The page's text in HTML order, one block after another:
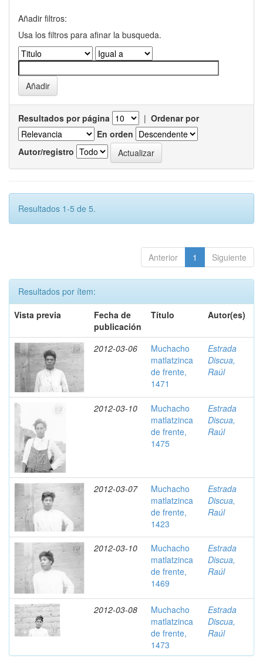
Añadir filtros:
Usa los filtros para afinar la busqueda.
Resultados por página | Ordenar por
En orden
Autor/registro
Resultados 1-5 de 5.
Anterior 1 Siguiente
Resultados por ítem:
Vista previa
Fecha de
publicación
Título Autor(es)
2012-03-06
Muchacho
matlatzinca
de frente,
1471
Estrada
Discua,
Raúl
2012-03-10
Muchacho
matlatzinca
de frente,
1475
Estrada
Discua,
Raúl
2012-03-07
Muchacho
matlatzinca
de frente,
1423
Estrada
Discua,
Raúl
2012-03-10
Muchacho
matlatzinca
de frente,
1469
Estrada
Discua,
Raúl
2012-03-08
Muchacho
matlatzinca
de frente,
1473
Estrada
Discua,
Raúl